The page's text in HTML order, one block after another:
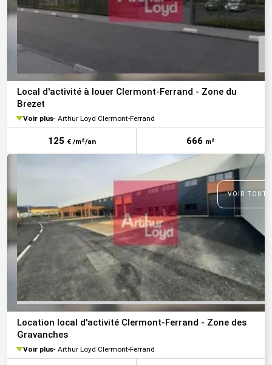
Local d'activité à louer Clermont-Ferrand - Zone du
Brezet
Voir plus Arthur Loyd Clermont-Ferrand
125 € /m²/an 666 m²
VOIR
Location local d'activité Clermont-Ferrand - Zone des
Gravanches
Voir plus Arthur Loyd Clermont-Ferrand